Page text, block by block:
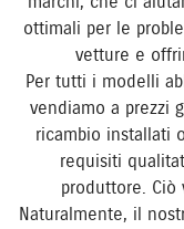
ottimali per le
vetture e
Per tutti i modelli
vendiamo a prezzi
ricambio installati
requisiti
produttore. Ciò
Naturalmente, il